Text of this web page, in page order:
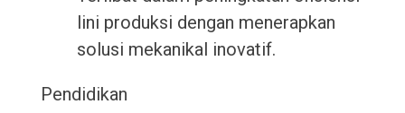
lini produksi dengan menerapkan
solusi mekanikal inovatif.
Pendidikan